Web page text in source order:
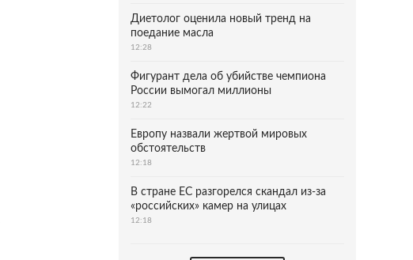
Диетолог оценила новый тренд на
поедание масла
12:28
Фигурант дела об убийстве чемпиона
России вымогал миллионы
12:22
Европу назвали жертвой мировых
обстоятельств
12:18
В стране ЕС разгорелся скандал из-за
«российских» камер на улицах
12:18